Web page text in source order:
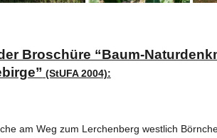
Broschüre “Baum-
(StUFA 2004):
am Weg zum Lerchenberg westlich